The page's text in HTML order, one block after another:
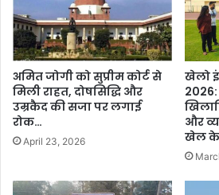
अमित जोगी को सुप्रीम कोर्ट से
मिली राहत, दोषसिद्धि और
उम्रकैद की सजा पर लगाई
रोक…
April 23, 2026
खेलो
और
खेल के